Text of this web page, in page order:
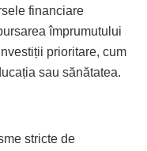
financiare
împrumutului
prioritare, cum
sau sănătatea.
stricte de